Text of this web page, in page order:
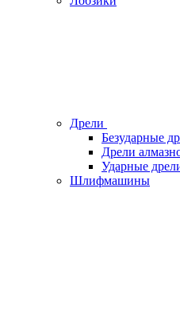
Дрели
Безударные
Дрели
Ударные
Шлифмашины